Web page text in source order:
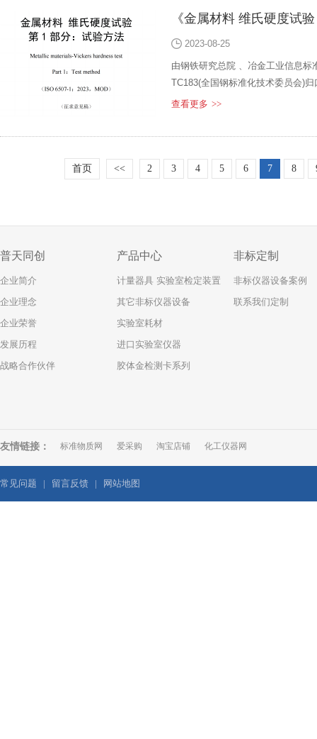
《金属材料 维氏硬度试
2023-08-25
由钢铁研究总院 、冶金工业信息
TC183(全国钢标准化技术委员会)
验方法》征求意见稿已编制完成，
查看更多 >>
首页 << 2 3 4 5 6 7 8
普天同创
企业简介
企业理念
企业荣誉
发展历程
战略合作伙伴
产品中心
计量器具 实验室检定装置
其它非标仪器设备
实验室耗材
进口实验室仪器
胶体金检测卡系列
非标定制
非标仪器设备案例
联系我们定制
友情链接： 标准物质网 爱采购 淘宝店铺 化工仪器网
常见问题 | 留言反馈 | 网站地图